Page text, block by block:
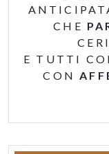
CHE
E TUTTI
CON